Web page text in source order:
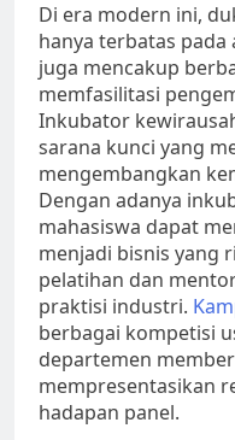
Di era modern ini,
hanya terbatas pada
juga mencakup
memfasilitasi
Inkubator
sarana kunci yang
mengembangkan
Dengan adanya
mahasiswa dapat
menjadi bisnis yang
pelatihan dan
praktisi industri.
berbagai kompetisi
departemen
mempresentasikan
hadapan panel.